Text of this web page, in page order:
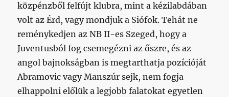
közpénzből felfújt klubra, mint a kézilabdában
volt az Érd, vagy mondjuk a Siófok. Tehát ne
reménykedjen az NB II-es Szeged, hogy a
Juventusból fog csemegézni az őszre, és az
angol bajnokságban is megtarthatja pozícióját
Abramovic vagy Manszúr sejk, nem fogja
elhappolni előlük a legjobb falatokat egyetlen